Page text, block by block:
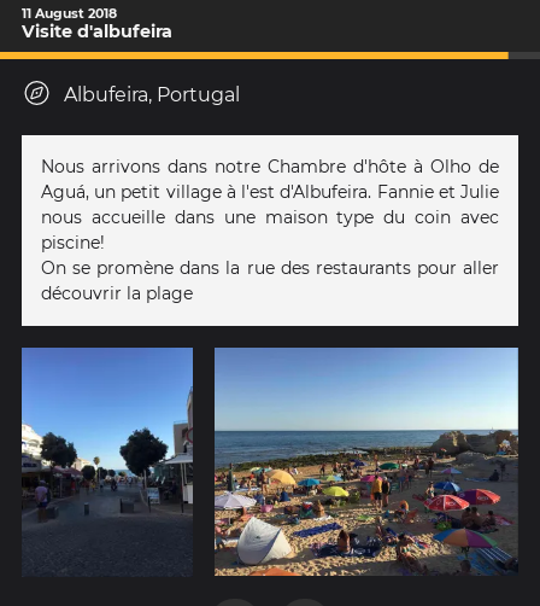
11 August 2018
Visite d'albufeira
Albufeira, Portugal
Nous arrivons dans notre Chambre d'hôte à Olho de
Aguá, un petit village à l'est d'Albufeira. Fannie et Julie
nous accueille dans une maison type du coin avec
piscine!
On se promène dans la rue des restaurants pour aller
découvrir la plage